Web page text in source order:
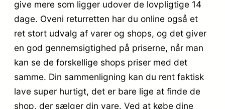
give mere som ligger udover de lovpligtige 14
dage. Oveni returretten har du online også et
ret stort udvalg af varer og shops, og det giver
en god gennemsigtighed på priserne, når man
kan se de forskellige shops priser med det
samme. Din sammenligning kan du rent faktisk
lave super hurtigt, det er bare lige at finde de
shop, der sælger din vare. Ved at købe dine